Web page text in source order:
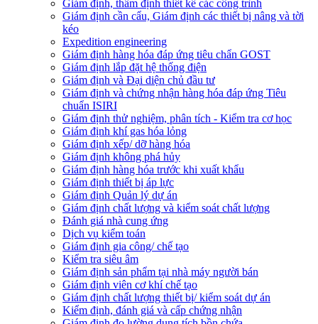
Giám định, thẩm định thiết kế các công trình
Giám định cần cẩu, Giám định các thiết bị nâng và tời
kéo
Expedition engineering
Giám định hàng hóa đáp ứng tiêu chẩn GOST
Giám định lắp đặt hệ thống điện
Giám định và Đại diện chủ đầu tư
Giám định và chứng nhận hàng hóa đáp ứng Tiêu
chuẩn ISIRI
Giám định thử nghiệm, phân tích - Kiểm tra cơ học
Giám định khí gas hóa lỏng
Giám định xếp/ dỡ hàng hóa
Giám định không phá hủy
Giám định hàng hóa trước khi xuất khẩu
Giám định thiết bị áp lực
Giám định Quản lý dự án
Giám định chất lượng và kiểm soát chất lượng
Đánh giá nhà cung ứng
Dịch vụ kiểm toán
Giám định gia công/ chế tạo
Kiểm tra siêu âm
Giám định sản phẩm tại nhà máy người bán
Giám định viên cơ khí chế tạo
Giám định chất lượng thiết bị/ kiểm soát dự án
Kiểm định, đánh giá và cấp chứng nhận